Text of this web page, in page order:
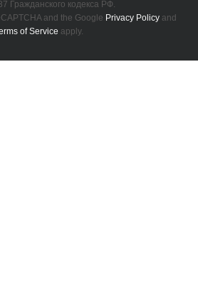
Гражданского кодекса РФ.
and the Google Privacy Policy and
of Service apply.